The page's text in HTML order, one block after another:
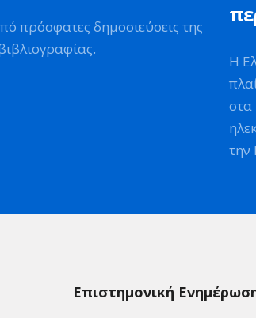
πρόσφατες δημοσιεύσεις της
Η
στα
την
Επιστημονική